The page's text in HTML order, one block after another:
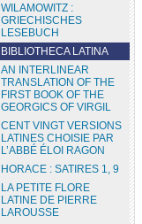
WILAMOWITZ :
GRIECHISCHES
LESEBUCH
BIBLIOTHECA LATINA
AN INTERLINEAR
TRANSLATION OF THE
FIRST BOOK OF THE
GEORGICS OF VIRGIL
CENT VINGT VERSIONS
LATINES CHOISIE PAR
L’ABBÉ ÉLOI RAGON
HORACE : SATIRES 1, 9
LA PETITE FLORE
LATINE DE PIERRE
LAROUSSE